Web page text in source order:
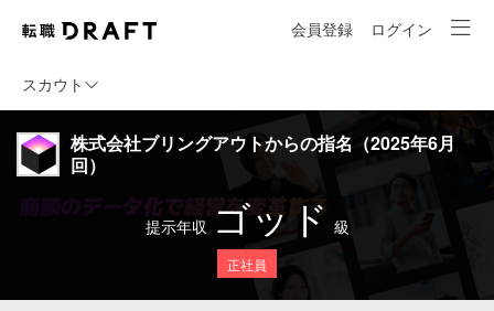
会員登録 ログイン
スカウト
株式会社ブリングアウトからの指名（2025年6月
回）
提示年収 ゴッド 級
正社員